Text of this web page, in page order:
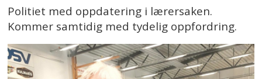
Politiet med oppdatering i lærersaken.
Kommer samtidig med tydelig oppfordring.